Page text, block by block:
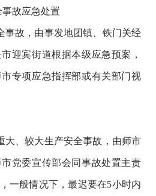
故应急处置
事故，由事发地团镇、铁门关经
迎宾街道根据本级应急预案，
专项应急指挥部或有关部门视
大、较大生产安全事故， 由师市
党委宣传部会同事故处置主责
一般情况下，最迟要在5小时内